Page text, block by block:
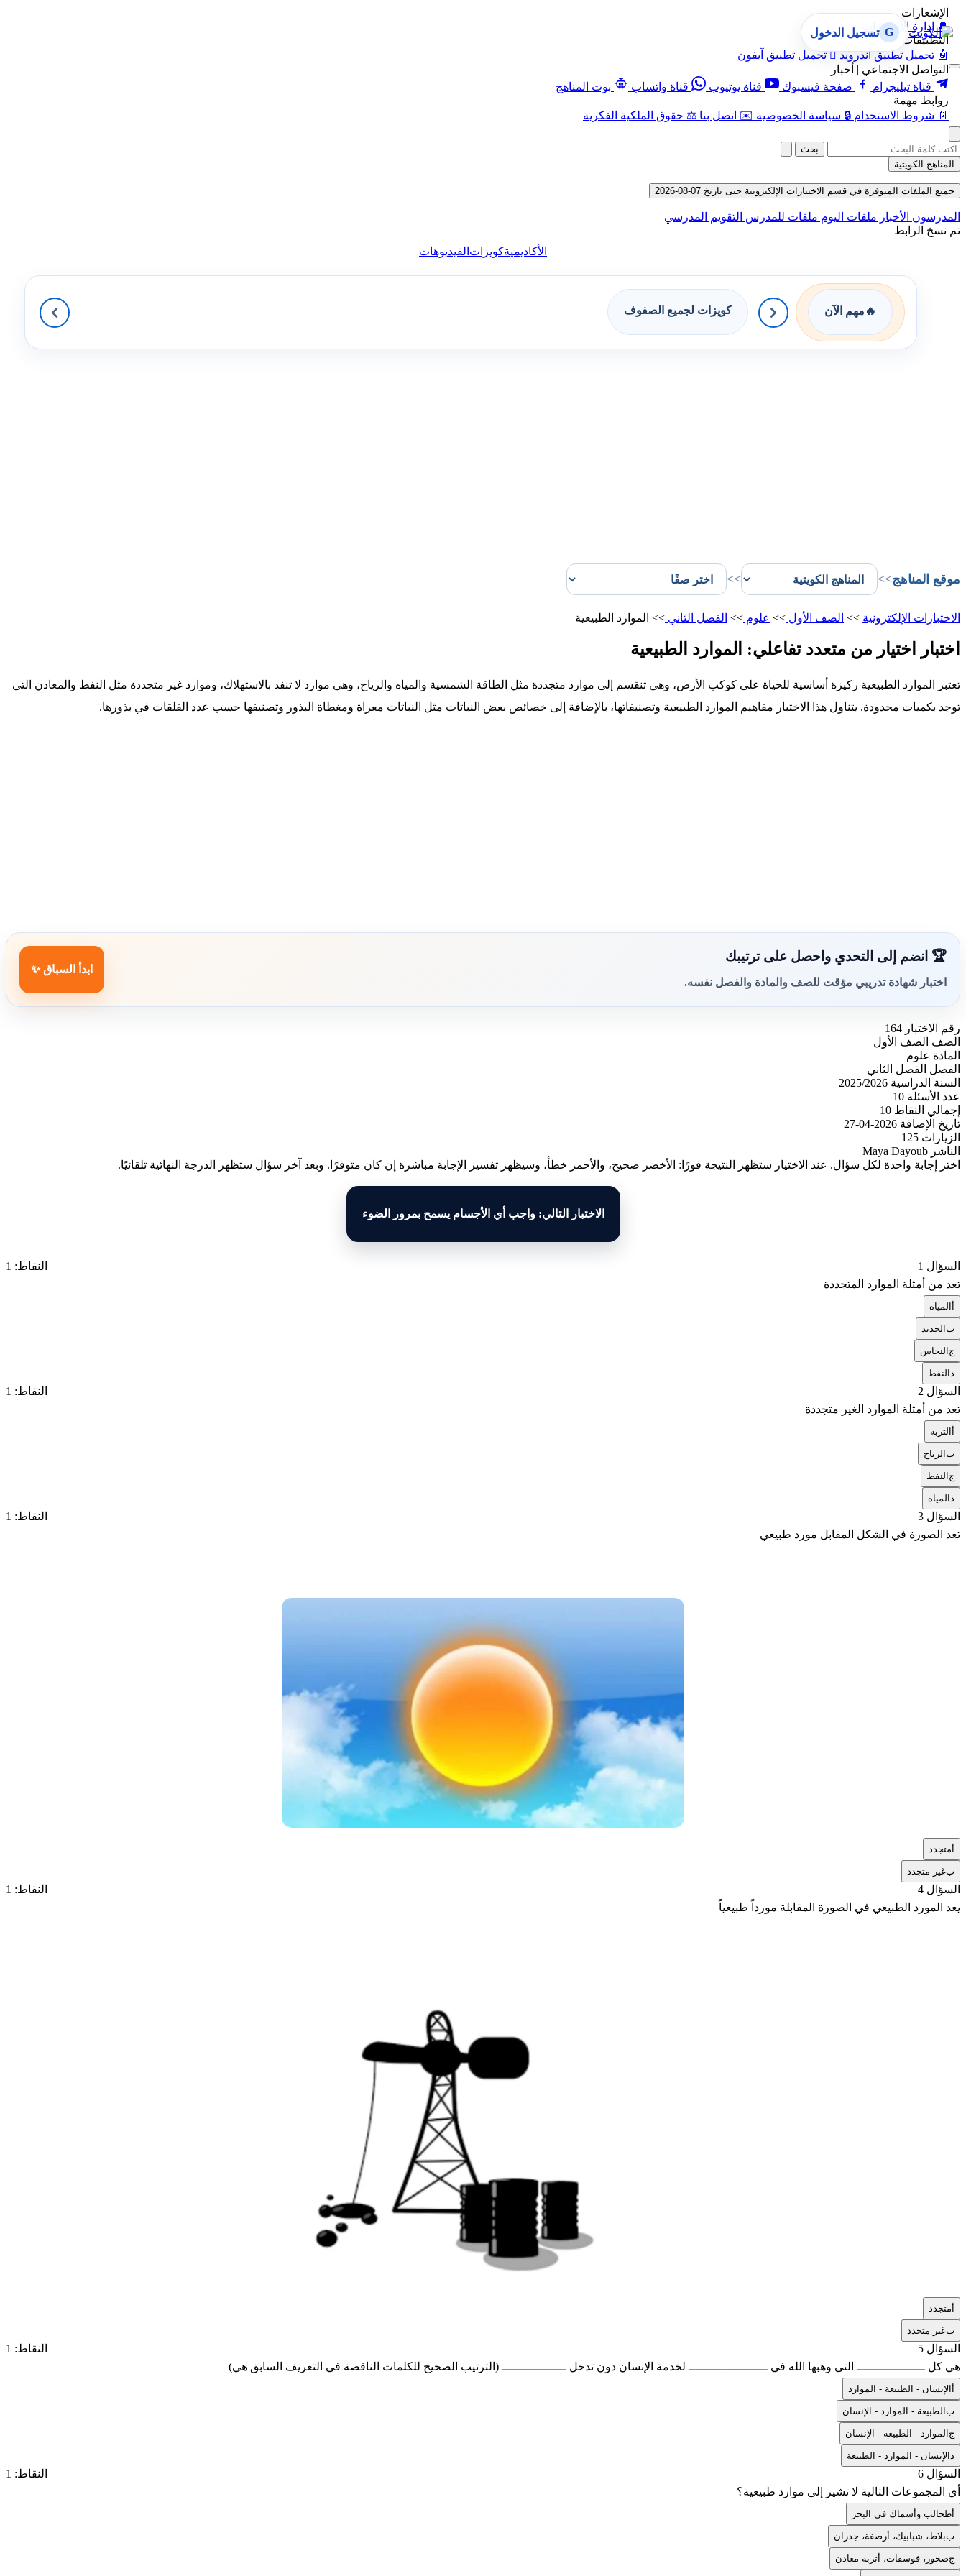
الإشعارات
🔔 إدارة الإشعارات
التطبيقات
🤖 تحميل تطبيق أندرويد  تحميل تطبيق آيفون
التواصل الاجتماعي | أخبار
قناة تيليجرام
صفحة فيسبوك قناة يوتيوب قناة واتساب
بوت المناهج
روابط مهمة
📄 شروط الاستخدام 🔒 سياسة الخصوصية ✉️ اتصل بنا ⚖️ حقوق الملكية الفكرية
G تسجيل الدخول
بحث
المناهج الكويتية
جميع الملفات المتوفرة في قسم الاختبارات الإلكترونية حتى تاريخ 07-08-2026
المدرسون الأخبار ملفات اليوم ملفات للمدرس التقويم المدرسي
تم نسخ الرابط
الأكاديميةكويزات الفيديوهات
🔥 مهم الآن كويزات لجميع الصفوف
موقع المناهج>>
>>
الاختبارات الإلكترونية >> الصف الأول >> علوم >> الفصل الثاني >> الموارد الطبيعية
اختبار اختيار من متعدد تفاعلي: الموارد الطبيعية
تعتبر الموارد الطبيعية ركيزة أساسية للحياة على كوكب الأرض، وهي تنقسم إلى موارد متجددة مثل الطاقة الشمسية والمياه والرياح، وهي موارد لا تنفد بالاستهلاك، وموارد غير متجددة مثل النفط والمعادن التي
توجد بكميات محدودة. يتناول هذا الاختبار مفاهيم الموارد الطبيعية وتصنيفاتها، بالإضافة إلى خصائص بعض النباتات مثل النباتات معراة ومغطاة البذور وتصنيفها حسب عدد الفلقات في بذورها.
🏆 انضم إلى التحدي واحصل على ترتيبك
اختبار شهادة تدريبي مؤقت للصف والمادة والفصل نفسه.
ابدأ السباق ✨
رقم الاختبار 164
الصف الصف الأول
المادة علوم
الفصل الفصل الثاني
السنة الدراسية 2025/2026
عدد الأسئلة 10
إجمالي النقاط 10
تاريخ الإضافة 2026-04-27
الزيارات 125
الناشر Maya Dayoub
اختر إجابة واحدة لكل سؤال. عند الاختيار ستظهر النتيجة فورًا: الأخضر صحيح، والأحمر خطأ، وسيظهر تفسير الإجابة مباشرة إن كان متوفرًا. وبعد آخر سؤال ستظهر الدرجة النهائية تلقائيًا.
الاختبار التالي: واجب أي الأجسام يسمح بمرور الضوء
السؤال 1
النقاط: 1
تعد من أمثلة الموارد المتجددة
أ المياه
ب الحديد
ج النحاس
د النفط
السؤال 2
النقاط: 1
تعد من أمثلة الموارد الغير متجددة
أ التربة
ب الرياح
ج النفط
د المياه
السؤال 3
النقاط: 1
تعد الصورة في الشكل المقابل مورد طبيعي
أمتجدد
بغير متجدد
السؤال 4
النقاط: 1
يعد المورد الطبيعي في الصورة المقابلة مورداً طبيعياً
أمتجدد
بغير متجدد
السؤال 5
النقاط: 1
هي كل ـــــــــــــــــــ التي وهبها الله في ــــــــــــــــــــــ لخدمة الإنسان دون تدخل ــــــــــــــــــ (الترتيب الصحيح للكلمات الناقصة في التعريف السابق هي)
أ الإنسان - الطبيعة - الموارد
ب الطبيعة - الموارد - الإنسان
ج الموارد - الطبيعة - الإنسان
د الإنسان - الموارد - الطبيعة
السؤال 6
النقاط: 1
أي المجموعات التالية لا تشير إلى موارد طبيعية؟
أطحالب وأسماك في البحر
ببلاط، شبابيك، أرصفة، جدران
جصخور، فوسفات، أتربة معادن